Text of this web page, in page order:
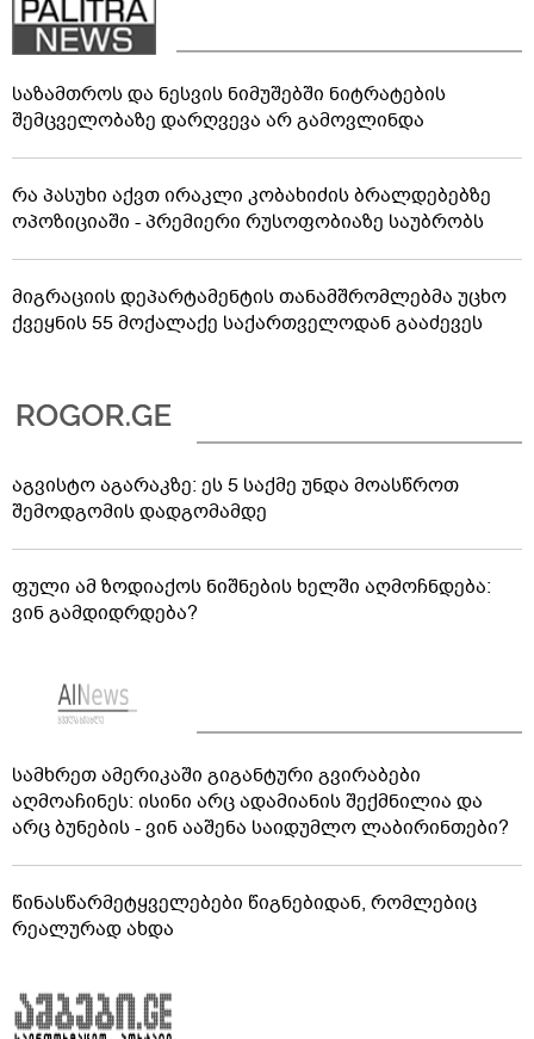
საზამთროს და ნესვის ნიმუშებში ნიტრატების
შემცველობაზე დარღვევა არ გამოვლინდა
რა პასუხი აქვთ ირაკლი კობახიძის ბრალდებებზე
ოპოზიციაში - პრემიერი რუსოფობიაზე საუბრობს
მიგრაციის დეპარტამენტის თანამშრომლებმა უცხო
ქვეყნის 55 მოქალაქე საქართველოდან გააძევეს
აგვისტო აგარაკზე: ეს 5 საქმე უნდა მოასწროთ
შემოდგომის დადგომამდე
ფული ამ ზოდიაქოს ნიშნების ხელში აღმოჩნდება:
ვინ გამდიდრდება?
სამხრეთ ამერიკაში გიგანტური გვირაბები
აღმოაჩინეს: ისინი არც ადამიანის შექმნილია და
არც ბუნების - ვინ ააშენა საიდუმლო ლაბირინთები?
წინასწარმეტყველებები წიგნებიდან, რომლებიც
რეალურად ახდა